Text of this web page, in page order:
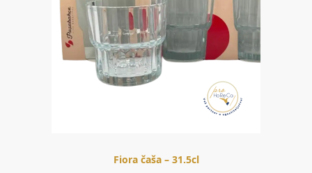
Fiora čaša – 31.5cl